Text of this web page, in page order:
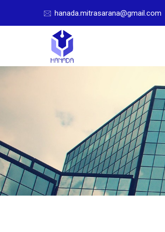
hanada.mitrasarana@gmail.com